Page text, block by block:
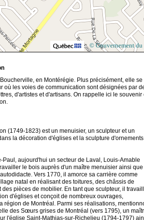
© Gouvernement du
en Montérégie. Plus précisément, elle se
où les voies de communication sont désignées par
d'artistes et d'artisans. On rappelle ici le souvenir
(1749-1823) est un menuisier, un sculpteur et un
la décoration d'églises et la sculpture d'ornements
Paul, aujourd'hui un secteur de Laval, Louis-Amable
le bois auprès d'un maître menuisier ainsi
Vers 1770, il amorce sa carrière comme
natal en réalisant des toitures, des châssis de
des pièces de mobilier. En tant que sculpteur, il
d'églises et conçoit de nombreux ouvrages,
région de Montréal. Parmi ses réalisations,
des Sœurs grises de Montréal (vers 1795), un
l'église Saint-Mathias-sur-Richelieu (1794-1797)